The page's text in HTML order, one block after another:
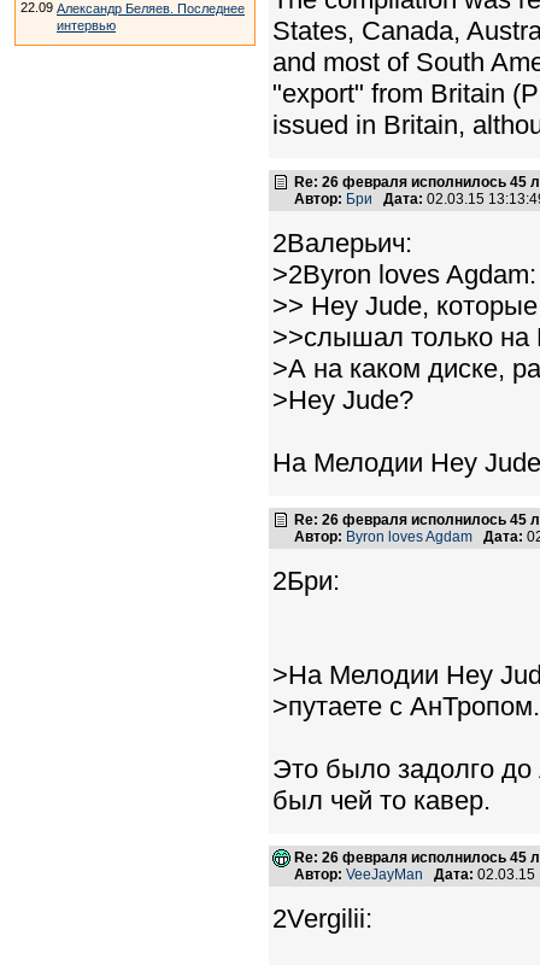
22.09 Александр Беляев. Последнее
интервью
States, Canada,
and most of South
"export" from Britain
issued in Britain,
Re: 26 февраля исполнилось 45
Автор: Бри Дата: 02.03.15
2Валерьич:
>2Byron loves Agdam:
>> Hey Jude,
>>слышал только
>А на каком диске,
>Hey Jude?
На Мелодии Hey
Re: 26 февраля исполнилось 45
Автор: Byron loves Agdam Дата:
2Бри:
>На Мелодии Hey
>путаете с АнТропом.
Это было задолго
был чей то кавер.
Re: 26 февраля исполнилось 45
Автор: VeeJayMan Дата:
2Vergilii: